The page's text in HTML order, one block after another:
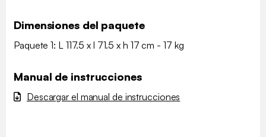
Dimensiones del paquete
Paquete 1: L 117.5 x l 71.5 x h 17 cm - 17 kg
Manual de instrucciones
Descargar el manual de instrucciones